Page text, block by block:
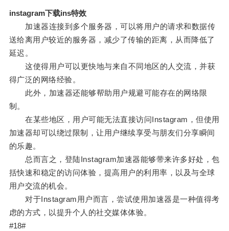
instagram下载ins特效
加速器连接到多个服务器，可以将用户的请求和数据传
送给离用户较近的服务器，减少了传输的距离，从而降低了
延迟。
这使得用户可以更快地与来自不同地区的人交流，并获
得广泛的网络经验。
此外，加速器还能够帮助用户规避可能存在的网络限
制。
在某些地区，用户可能无法直接访问Instagram，但使用
加速器却可以绕过限制，让用户继续享受与朋友们分享瞬间
的乐趣。
总而言之，登陆Instagram加速器能够带来许多好处，包
括快速和稳定的访问体验，提高用户的利用率，以及与全球
用户交流的机会。
对于Instagram用户而言，尝试使用加速器是一种值得考
虑的方式，以提升个人的社交媒体体验。
#18#